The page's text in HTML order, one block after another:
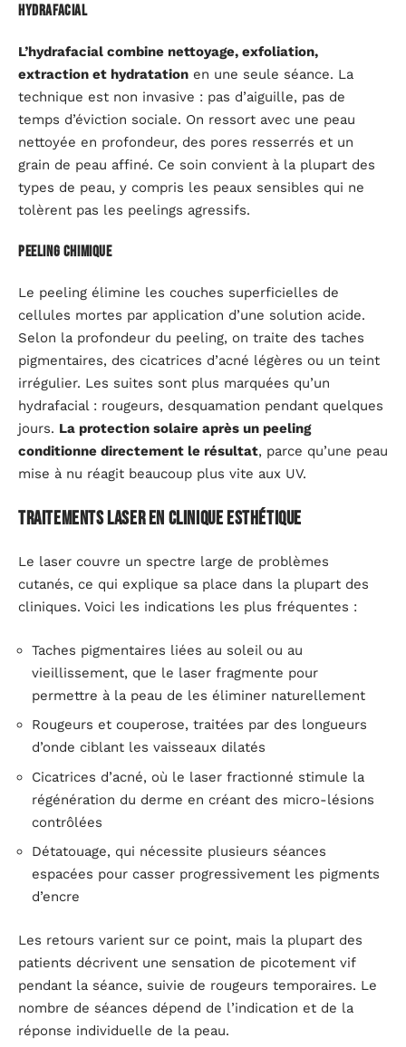
Hydrafacial
L’hydrafacial combine nettoyage, exfoliation,
extraction et hydratation en une seule séance. La
technique est non invasive : pas d’aiguille, pas de
temps d’éviction sociale. On ressort avec une peau
nettoyée en profondeur, des pores resserrés et un
grain de peau affiné. Ce soin convient à la plupart des
types de peau, y compris les peaux sensibles qui ne
tolèrent pas les peelings agressifs.
Peeling chimique
Le peeling élimine les couches superficielles de
cellules mortes par application d’une solution acide.
Selon la profondeur du peeling, on traite des taches
pigmentaires, des cicatrices d’acné légères ou un teint
irrégulier. Les suites sont plus marquées qu’un
hydrafacial : rougeurs, desquamation pendant quelques
jours. La protection solaire après un peeling
conditionne directement le résultat, parce qu’une peau
mise à nu réagit beaucoup plus vite aux UV.
Traitements laser en clinique esthétique
Le laser couvre un spectre large de problèmes
cutanés, ce qui explique sa place dans la plupart des
cliniques. Voici les indications les plus fréquentes :
Taches pigmentaires liées au soleil ou au
vieillissement, que le laser fragmente pour
permettre à la peau de les éliminer naturellement
Rougeurs et couperose, traitées par des longueurs
d’onde ciblant les vaisseaux dilatés
Cicatrices d’acné, où le laser fractionné stimule la
régénération du derme en créant des micro-lésions
contrôlées
Détatouage, qui nécessite plusieurs séances
espacées pour casser progressivement les pigments
d’encre
Les retours varient sur ce point, mais la plupart des
patients décrivent une sensation de picotement vif
pendant la séance, suivie de rougeurs temporaires. Le
nombre de séances dépend de l’indication et de la
réponse individuelle de la peau.